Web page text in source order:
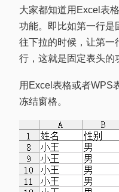
大家都知道用Excel表
功能。即比如第一行是
往下拉的时候，让第一
行，这就是固定表头的
用Excel表格或者WPS
冻结窗格。